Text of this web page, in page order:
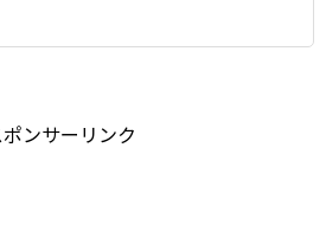
ポンサーリンク